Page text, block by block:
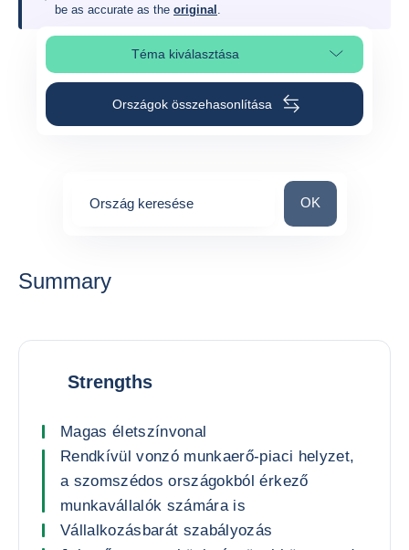
be as accurate as the original .
Téma kiválasztásaOldalszakasz kiválasztása
Országok összehasonlítása
Ország keresése Ország keresése
OK
Summary
Strengths
Magas életszínvonal
Rendkívül vonzó munkaerő-piaci helyzet,
a szomszédos országokból érkező
munkavállalók számára is
Vállalkozásbarát szabályozás